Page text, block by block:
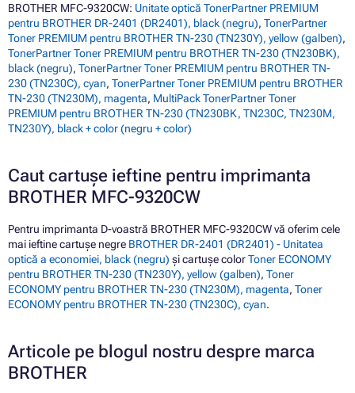
BROTHER MFC-9320CW: Unitate optică TonerPartner PREMIUM
pentru BROTHER DR-2401 (DR2401), black (negru), TonerPartner
Toner PREMIUM pentru BROTHER TN-230 (TN230Y), yellow (galben),
TonerPartner Toner PREMIUM pentru BROTHER TN-230 (TN230BK),
black (negru), TonerPartner Toner PREMIUM pentru BROTHER TN-
230 (TN230C), cyan, TonerPartner Toner PREMIUM pentru BROTHER
TN-230 (TN230M), magenta, MultiPack TonerPartner Toner
PREMIUM pentru BROTHER TN-230 (TN230BK, TN230C, TN230M,
TN230Y), black + color (negru + color)
Caut cartușe ieftine pentru imprimanta
BROTHER MFC-9320CW
Pentru imprimanta D-voastră BROTHER MFC-9320CW vă oferim cele
mai ieftine cartușe negre BROTHER DR-2401 (DR2401) - Unitatea
optică a economiei, black (negru) și cartușe colorToner ECONOMY
pentru BROTHER TN-230 (TN230Y), yellow (galben), Toner
ECONOMY pentru BROTHER TN-230 (TN230M), magenta, Toner
ECONOMY pentru BROTHER TN-230 (TN230C), cyan.
Articole pe blogul nostru despre marca
BROTHER